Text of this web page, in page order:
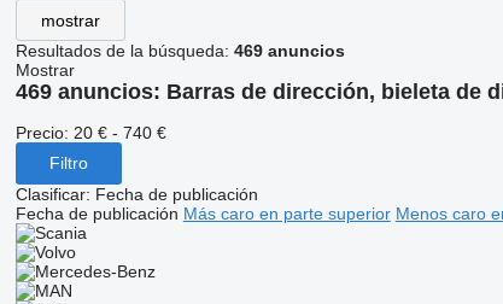
mostrar
Resultados de la búsqueda: 469 anuncios
Mostrar
469 anuncios: Barras de dirección, bieleta de
Precio: 20 € - 740 €
Filtro
Clasificar: Fecha de publicación
Fecha de publicación Más caro en parte superior Menos caro